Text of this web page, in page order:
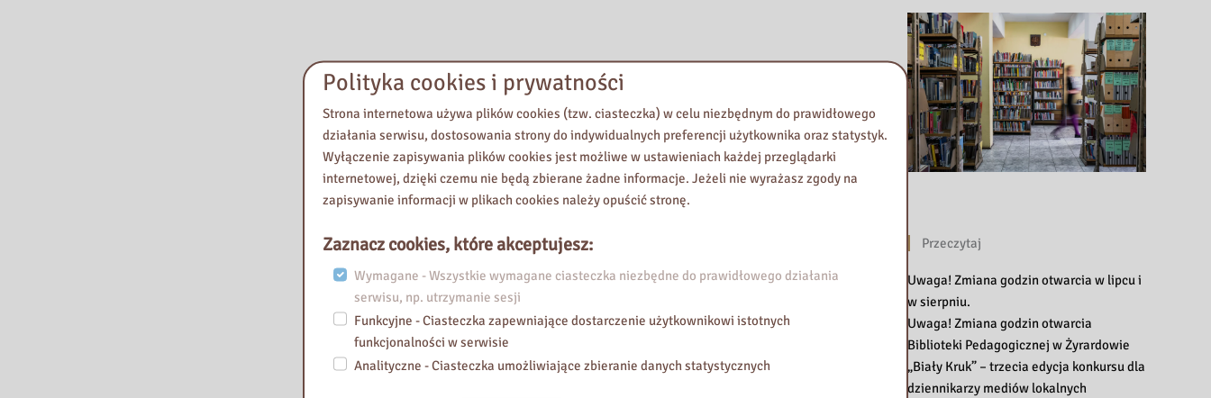
Przeczytaj
Uwaga! Zmiana godzin otwarcia w lipcu i
w sierpniu.
Uwaga! Zmiana godzin otwarcia
Biblioteki Pedagogicznej w Żyrardowie
„Biały Kruk” – trzecia edycja konkursu dla
dziennikarzy mediów lokalnych
Polityka cookies i prywatności
Strona internetowa używa plików cookies (tzw. ciasteczka) w celu niezbędnym do prawidłowego
działania serwisu, dostosowania strony do indywidualnych preferencji użytkownika oraz statystyk.
Wyłączenie zapisywania plików cookies jest możliwe w ustawieniach każdej przeglądarki
internetowej, dzięki czemu nie będą zbierane żadne informacje. Jeżeli nie wyrażasz zgody na
zapisywanie informacji w plikach cookies należy opuścić stronę.
Zaznacz cookies, które akceptujesz:
Wymagane - Wszystkie wymagane ciasteczka niezbędne do prawidłowego działania
serwisu, np. utrzymanie sesji
Funkcyjne - Ciasteczka zapewniające dostarczenie użytkownikowi istotnych
funkcjonalności w serwisie
Analityczne - Ciasteczka umożliwiające zbieranie danych statystycznych